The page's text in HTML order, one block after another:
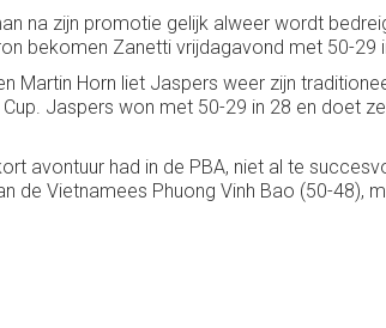
na zijn promotie gelijk alweer wordt
bekomen Zanetti vrijdagavond met 50-29
Martin Horn liet Jaspers weer zijn
Jaspers won met 50-29 in 28 en doet
avontuur had in de PBA, niet al te
Vietnamees Phuong Vinh Bao (50-48),